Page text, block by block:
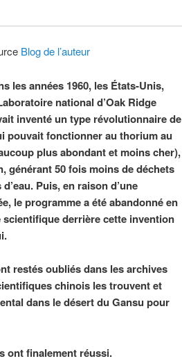
Blog de l’auteur
les années 1960, les États-Unis,
national d’Oak Ridge
inventé un type révolutionnaire de
pouvait fonctionner au thorium au
plus abondant et moins cher),
générant 50 fois moins de déchets
Puis, en raison d’une
le programme a été abandonné en
scientifique derrière cette invention
restés oubliés dans les archives
chinois les trouvent et
dans le désert du Gansu pour
ont finalement réussi.